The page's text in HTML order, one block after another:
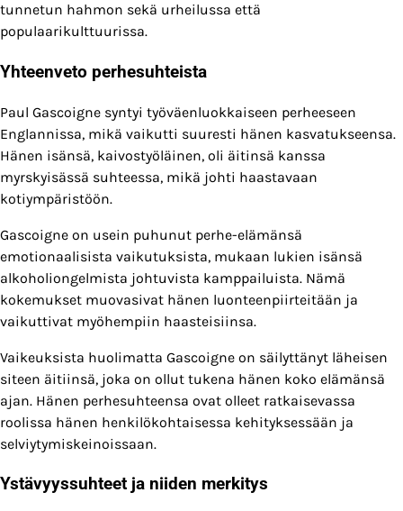
tunnetun hahmon sekä urheilussa että
populaarikulttuurissa.
Yhteenveto perhesuhteista
Paul Gascoigne syntyi työväenluokkaiseen perheeseen
Englannissa, mikä vaikutti suuresti hänen kasvatukseensa.
Hänen isänsä, kaivostyöläinen, oli äitinsä kanssa
myrskyisässä suhteessa, mikä johti haastavaan
kotiympäristöön.
Gascoigne on usein puhunut perhe-elämänsä
emotionaalisista vaikutuksista, mukaan lukien isänsä
alkoholiongelmista johtuvista kamppailuista. Nämä
kokemukset muovasivat hänen luonteenpiirteitään ja
vaikuttivat myöhempiin haasteisiinsa.
Vaikeuksista huolimatta Gascoigne on säilyttänyt läheisen
siteen äitiinsä, joka on ollut tukena hänen koko elämänsä
ajan. Hänen perhesuhteensa ovat olleet ratkaisevassa
roolissa hänen henkilökohtaisessa kehityksessään ja
selviytymiskeinoissaan.
Ystävyyssuhteet ja niiden merkitys